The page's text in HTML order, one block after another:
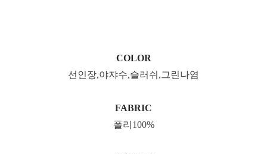
COLOR
선인장,야쟈수,슬러쉬,그린나염
FABRIC
폴리100%